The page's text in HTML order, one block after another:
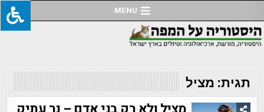
to
content
MENU
תגית: מציל